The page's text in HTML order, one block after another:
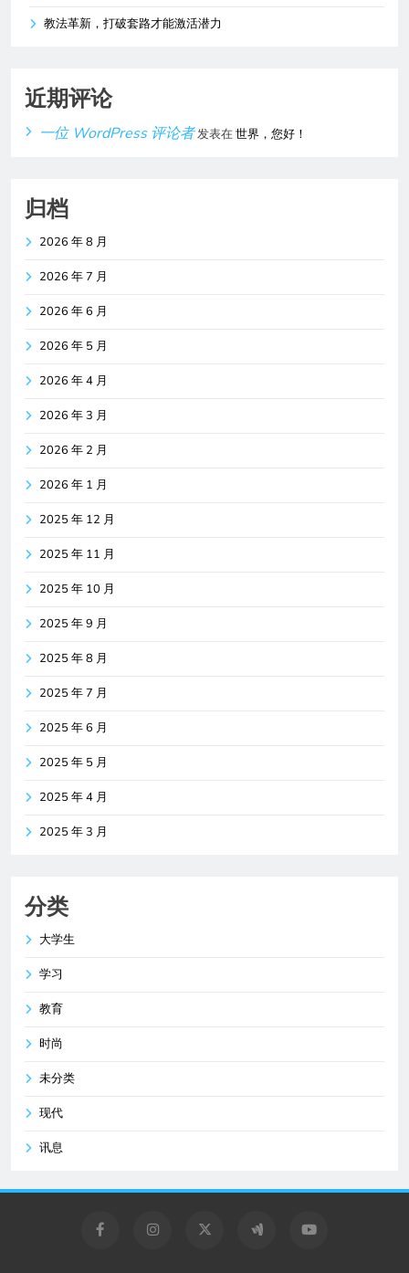
教法革新，打破套路才能激活潜力
近期评论
一位 WordPress 评论者发表在世界，您好！
归档
2026 年 8 月
2026 年 7 月
2026 年 6 月
2026 年 5 月
2026 年 4 月
2026 年 3 月
2026 年 2 月
2026 年 1 月
2025 年 12 月
2025 年 11 月
2025 年 10 月
2025 年 9 月
2025 年 8 月
2025 年 7 月
2025 年 6 月
2025 年 5 月
2025 年 4 月
2025 年 3 月
分类
大学生
学习
教育
时尚
未分类
现代
讯息